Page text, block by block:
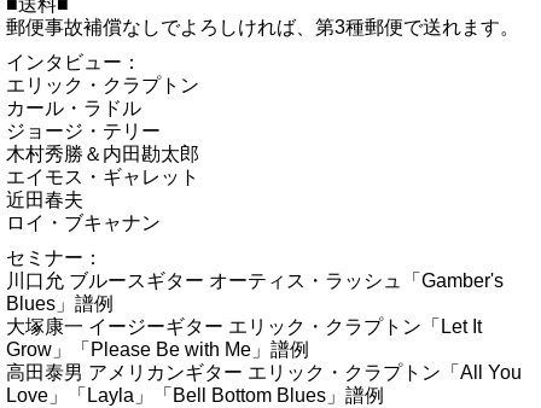
■送料■
郵便事故補償なしでよろしければ、第3種郵便で送れます。
インタビュー：
エリック・クラプトン
カール・ラドル
ジョージ・テリー
木村秀勝＆内田勘太郎
エイモス・ギャレット
近田春夫
ロイ・ブキャナン
セミナー：
川口允 ブルースギター オーティス・ラッシュ「Gamber's
Blues」譜例
大塚康一 イージーギター エリック・クラプトン「Let It
Grow」「Please Be with Me」譜例
高田泰男 アメリカンギター エリック・クラプトン「All You
Love」「Layla」「Bell Bottom Blues」譜例